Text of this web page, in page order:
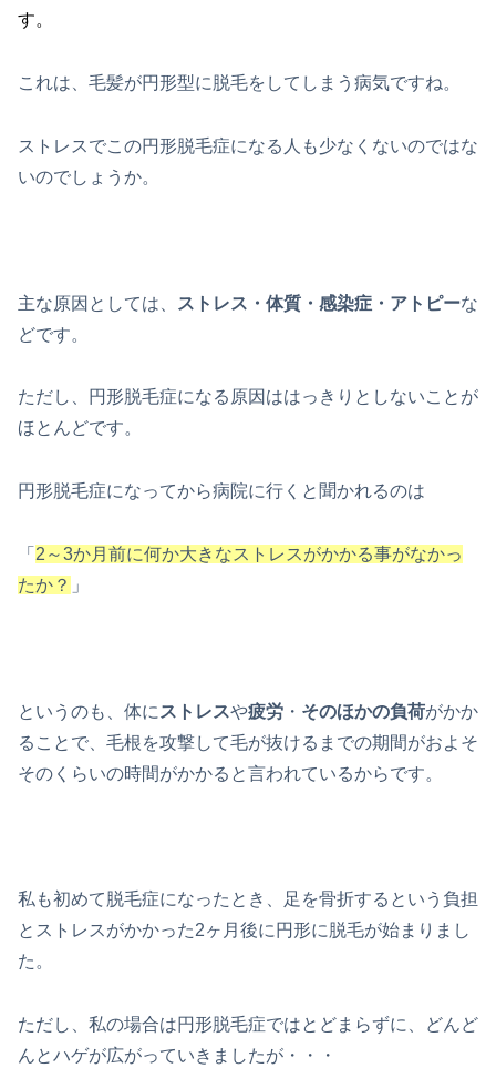
す。
これは、毛髪が円形型に脱毛をしてしまう病気ですね。
ストレスでこの円形脱毛症になる人も少なくないのではな
いのでしょうか。
主な原因としては、 ストレス・体質・感染症・アトピーな
どです。
ただし、円形脱毛症になる原因ははっきりとしないことが
ほとんどです。
円形脱毛症になってから病院に行くと聞かれるのは
「 2～3か月前に何か大きなストレスがかかる事がなかっ
たか？ 」
というのも、体に ストレスや疲労 ・ そのほかの負荷がかか
ることで、毛根を攻撃して毛が抜けるまでの期間がおよそ
そのくらいの時間がかかると言われているからです。
私も初めて脱毛症になったとき、足を骨折するという負担
とストレスがかかった2ヶ月後に円形に脱毛が始まりまし
た。
ただし、私の場合は円形脱毛症ではとどまらずに、どんど
んとハゲが広がっていきましたが・・・